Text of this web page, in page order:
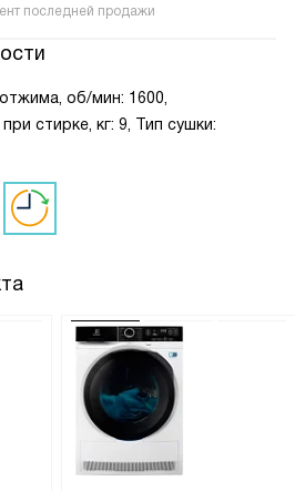
последней продажи
об/мин: 1600,
стирке, кг: 9, Тип сушки: